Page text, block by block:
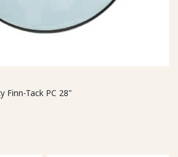
Finn-Tack PC 28"